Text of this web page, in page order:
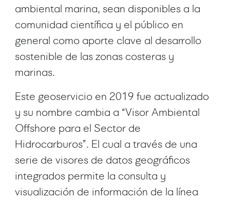
ambiental marina, sean disponibles a la
comunidad científica y el público en
general como aporte clave al desarrollo
sostenible de las zonas costeras y
marinas.
Este geoservicio en 2019 fue actualizado
y su nombre cambia a “Visor Ambiental
Offshore para el Sector de
Hidrocarburos”. El cual a través de una
serie de visores de datos geográficos
integrados permite la consulta y
visualización de información de la línea